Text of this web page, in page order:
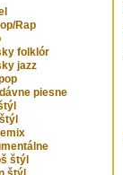
Rap
folklór
jazz
piesne
štýl